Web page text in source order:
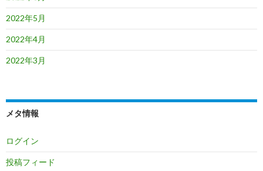
2022年5月
2022年4月
2022年3月
メタ情報
ログイン
投稿フィード